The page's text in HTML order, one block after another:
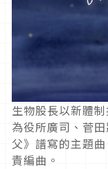
生物股長以新體
為役所廣司、菅
父》譜寫的主題
責編曲。